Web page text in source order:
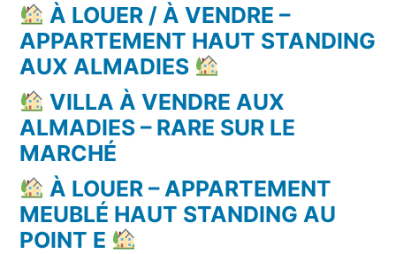
À LOUER / À VENDRE –
APPARTEMENT HAUT STANDING
AUX ALMADIES
VILLA À VENDRE AUX
ALMADIES – RARE SUR LE
MARCHÉ
À LOUER – APPARTEMENT
MEUBLÉ HAUT STANDING AU
POINT E